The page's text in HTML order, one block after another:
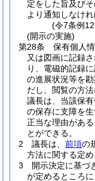
定をした旨及び
より通知しなけれ
(令7条例
(開示の実施)
第28条
保有個人
又は図画に記録
り、電磁的記録
の進展状況等を
だし、閲覧の方
議長は、当該保
の保存に支障を
正当な理由があ
とができる。
2
議長は、 前項の
方法に関する定
3
開示決定に基づ
が定めるところ